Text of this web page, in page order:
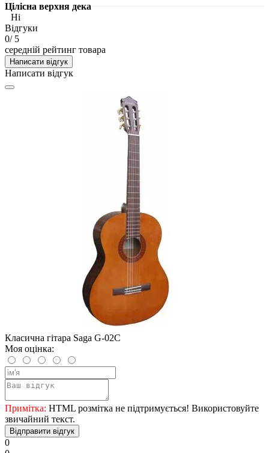
Цілісна верхня дека
Ні
Відгуки
0/ 5
середній рейтинг товара
Написати відгук
Написати відгук
Класична гітара Saga G-02С
Моя оцінка:
Примітка: HTML розмітка не підтримується! Використовуйте
звичайний текст.
Відправити відгук
0